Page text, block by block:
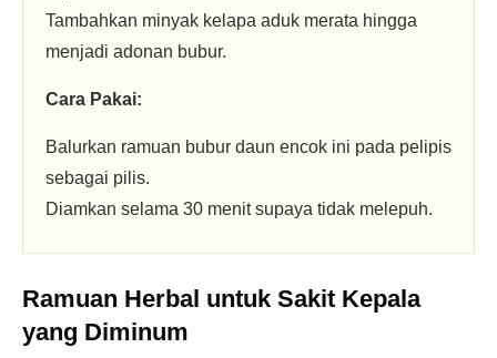
Tambahkan minyak kelapa aduk merata hingga
menjadi adonan bubur.
Cara Pakai:
Balurkan ramuan bubur daun encok ini pada pelipis
sebagai pilis.
Diamkan selama 30 menit supaya tidak melepuh.
Ramuan Herbal untuk Sakit Kepala
yang Diminum